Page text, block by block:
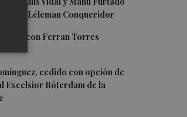
con el Léleman Conqueridor
vuelca con Ferran Torres
cedido con opción de
Excelsior Róterdam de la